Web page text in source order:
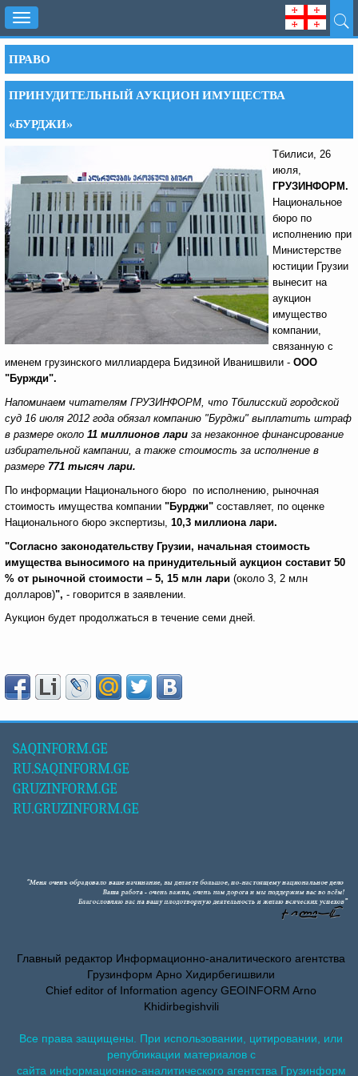
Toggle
navigation
ПРАВО
ПРИНУДИТЕЛЬНЫЙ АУКЦИОН ИМУЩЕСТВА
«БУРДЖИ»
Тбилиси, 26
июля,
ГРУЗИНФОРМ.
Национальное
бюро по
исполнению при
Министерстве
юстиции Грузии
вынесит на
аукцион
имущество
компании,
связанную с
именем грузинского миллиардера Бидзиной Иванишвили - ООО
"Буржди".
Напоминаем читателям ГРУЗИНФОРМ, что Тбилисский городской
суд 16 июля 2012 года обязал компанию "Бурджи" выплатить штраф
в размере около 11 миллионов лари за незаконное финансирование
избирательной кампании, а также стоимость за исполнение в
размере 771 тысяч лари.
По информации Национального бюро по исполнению, рыночная
стоимость имущества компании "Бурджи" составляет, по оценке
Национального бюро экспертизы, 10,3 миллиона лари.
"Согласно законодательству Грузии, начальная стоимость
имущества выносимого на принудительный аукцион составит 50
% от рыночной стоимости – 5, 15 млн лари (около 3, 2 млн
долларов)", - говорится в заявлении.
Аукцион будет продолжаться в течение семи дней.
SAQINFORM.GE
RU.SAQINFORM.GE
GRUZINFORM.GE
RU.GRUZINFORM.GE
Главный редактор Информационно-аналитического агентства
Грузинформ Арно Хидирбегишвили
Chief editor of Information agency GEOINFORM Arno
Khidirbegishvili
Все права защищены. При использовании, цитировании, или
републикации материалов с
сайта информационно-аналитического агентства Грузинформ